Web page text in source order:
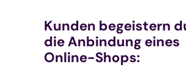
Kunden begeistern
die Anbindung eines
Online-Shops: